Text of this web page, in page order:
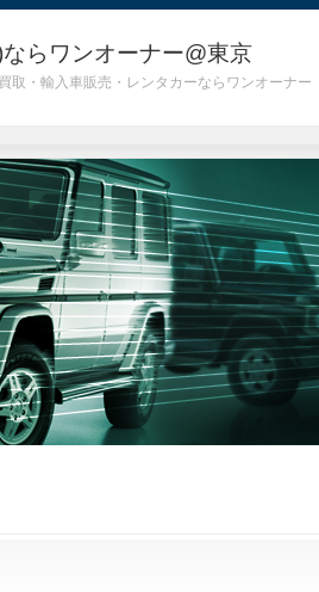
らワンオーナー@東京
・輸入車販売・レンタカーならワンオーナー